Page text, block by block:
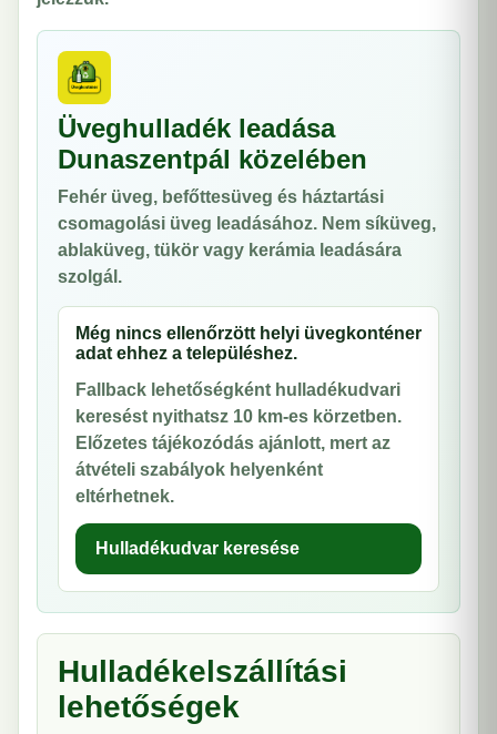
Üveghulladék leadása
Dunaszentpál közelében
Fehér üveg, befőttesüveg és háztartási
csomagolási üveg leadásához. Nem síküveg,
ablaküveg, tükör vagy kerámia leadására
szolgál.
Még nincs ellenőrzött helyi üvegkonténer
adat ehhez a településhez.
Fallback lehetőségként hulladékudvari
keresést nyithatsz 10 km-es körzetben.
Előzetes tájékozódás ajánlott, mert az
átvételi szabályok helyenként
eltérhetnek.
Hulladékudvar keresése
Hulladékelszállítási
lehetőségek